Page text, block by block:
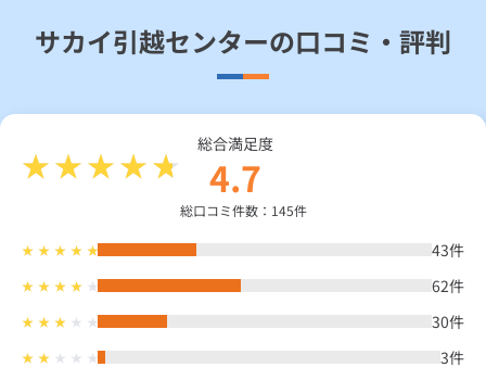
サカイ引越センターの口コミ・評判
総合満足度
4.7
総口コミ件数：145件
43件
62件
30件
3件